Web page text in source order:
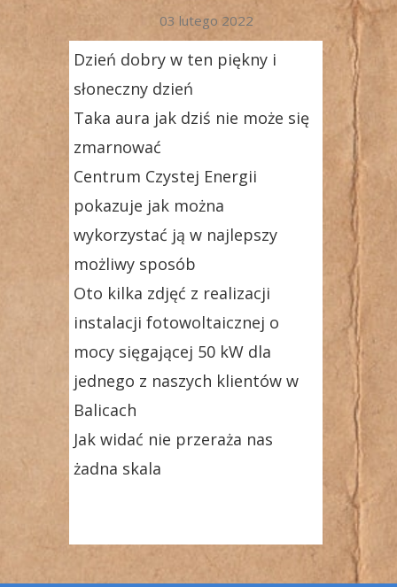
03 lutego 2022
Dzień dobry w ten piękny i
słoneczny dzień
Taka aura jak dziś nie może się
zmarnować
Centrum Czystej Energii
pokazuje jak można
wykorzystać ją w najlepszy
możliwy sposób
Oto kilka zdjęć z realizacji
instalacji fotowoltaicznej o
mocy sięgającej 50 kW dla
jednego z naszych klientów w
Balicach
Jak widać nie przeraża nas
żadna skala